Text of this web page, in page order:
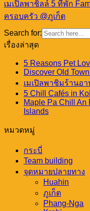
เมเปิลพาชิลล์ 5 ที่พัก
ครอบครัว @ภูเก็ต
Search for:
เรื่องล่าสุด
5 Reasons Pet
Discover Old
เมเปิลพาชิมร้านอา
5 Chill Cafés in
Maple Pa Chill An
Islands
หมวดหมู่
กระบี่
Team building
จุดหมายปลายทาง
Huahin
ภูเก็ต
Phang-Nga